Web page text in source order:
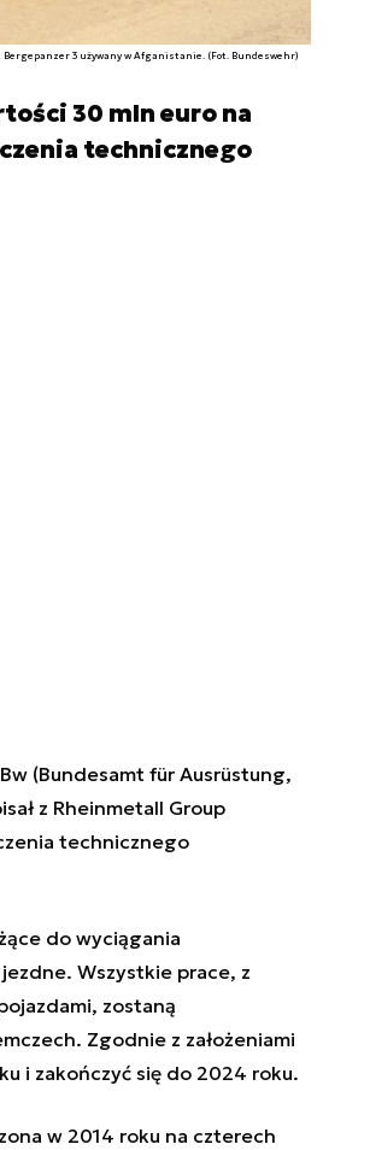
3 używany w Afganistanie. (Fot. Bundeswehr)
30 mln euro na
technicznego
(Bundesamt für Ausrüstung,
z Rheinmetall Group
technicznego
do wyciągania
Wszystkie prace, z
zostaną
Zgodnie z założeniami
i zakończyć się do 2024 roku.
w 2014 roku na czterech